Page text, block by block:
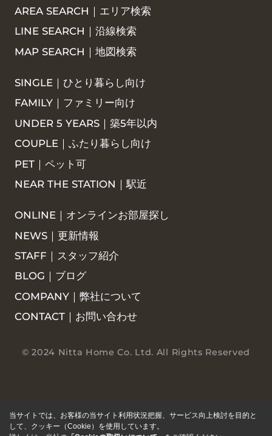
AREA SEARCH｜エリア検索
LINE SEARCH｜沿線検索
MAP SEARCH｜地図検索
SINGLE｜ひとり暮らし向け
FAMILY｜ファミリー向け
UNDER 5 YEARS｜築5年以内
COUPLE｜ふたり暮らし向け
PET｜ペット可
NEAR THE STATION｜駅近
ONLINE｜オンラインお部屋探し
NEWS｜更新情報
STAFF｜スタッフ紹介
BLOG｜ブログ
COMPANY｜弊社について
CONTACT｜お問い合わせ
© 2024 Nitta Home Co. Ltd. All Rights Reserved
当サイトでは、お客様の当サイト利用状況把握、サービス向上検討を目的と
して、クッキー（Cookie）を使用しています。